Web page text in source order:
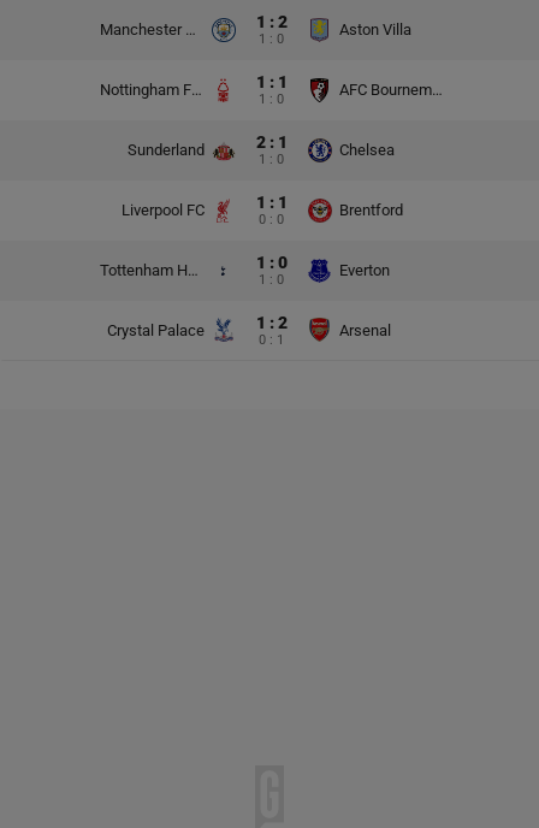
Manchester City 1 : 2
1 : 0
Aston Villa
Nottingham Forest 1 : 1
1 : 0
AFC Bournemouth
Sunderland 2 : 1
1 : 0
Chelsea
Liverpool FC 1 : 1
0 : 0
Brentford
Tottenham Hotspur 1 : 0
1 : 0
Everton
Crystal Palace 1 : 2
0 : 1
Arsenal